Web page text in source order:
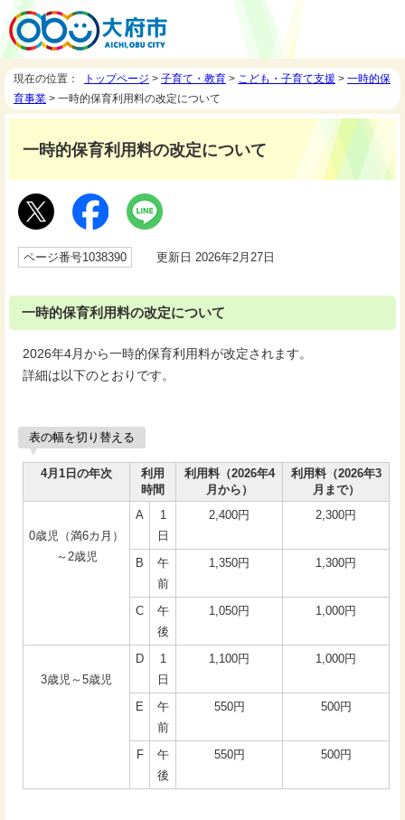
現在の位置： トップページ > 子育て・教育 > こども・子育て支援 > 一時的保
育事業 > 一時的保育利用料の改定について
一時的保育利用料の改定について
ページ番号1038390 更新日 2026年2月27日
一時的保育利用料の改定について
2026年4月から一時的保育利用料が改定されます。
詳細は以下のとおりです。
表の幅を切り替える
4月1日の年次
利用
時間
利用料（2026年4
月から）
利用料（2026年3
月まで）
0歳児（満6カ月）
～2歳児
A
1
日
2,400円 2,300円
B
午
前
1,350円 1,300円
C
午
後
1,050円 1,000円
3歳児～5歳児
D
1
日
1,100円 1,000円
E
午
前
550円 500円
F
午
後
550円 500円